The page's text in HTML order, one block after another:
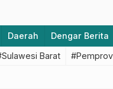
Daerah Dengar Berita
Barat